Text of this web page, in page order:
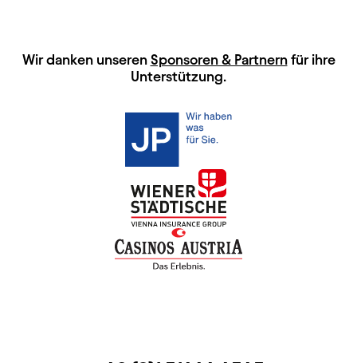
HAUPTSPONSOREN
Wir danken unseren Sponsoren & Partnernfür ihre
Unterstützung.